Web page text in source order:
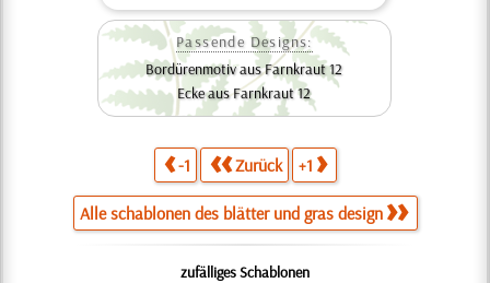
Passende Designs:
Bordürenmotiv aus Farnkraut 12
Ecke aus Farnkraut 12
-1 Zurück +1
Alle schablonen des blätter und gras design
zufälliges Schablonen